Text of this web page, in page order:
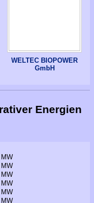
WELTEC BIOPOWER
GmbH
Energien